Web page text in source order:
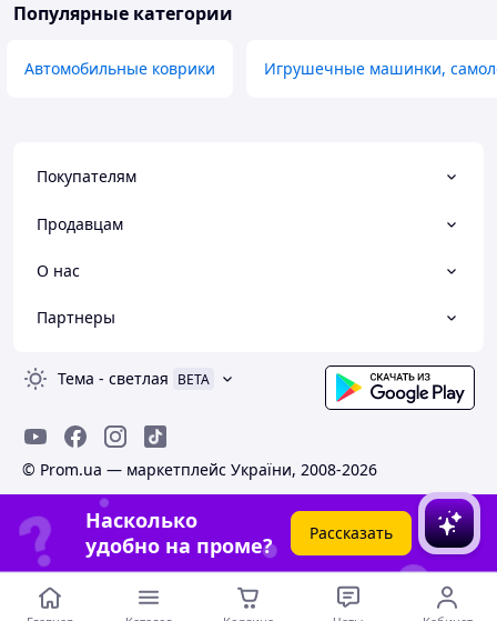
Популярные категории
Автомобильные коврики Игрушечные машинки,
Покупателям
Продавцам
О нас
Партнеры
Тема - светлая BETA
© Prom.ua — маркетплейс України, 2008-2026
Насколько
удобно на проме?
Рассказать